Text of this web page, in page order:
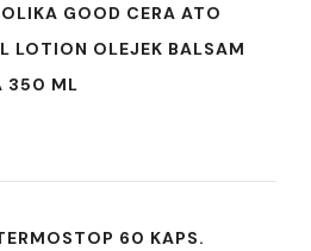
GOOD CERA ATO
LOTION OLEJEK BALSAM
350 ML
60 KAPS.